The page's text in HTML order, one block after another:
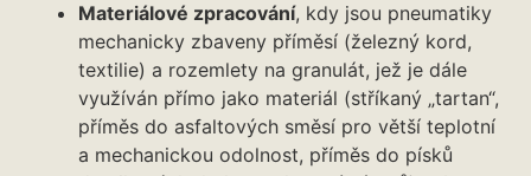
Materiálové zpracování, kdy jsou pneumatiky
mechanicky zbaveny příměsí (železný kord,
textilie) a rozemlety na granulát, jež je dále
využíván přímo jako materiál (stříkaný „tartan“,
příměs do asfaltových směsí pro větší teplotní
a mechanickou odolnost, příměs do písků